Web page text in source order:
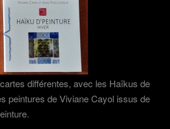
différentes, avec les Haïkus de
peintures de Viviane Cayol issus de